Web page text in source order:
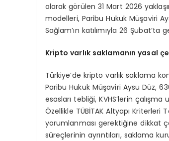
olarak görülen 31 Mart 2026
modelleri, Paribu Hukuk Müşaviri
Sağlam’ın katılımıyla 26
Kripto varlık saklamanın yasal
Türkiye’de kripto varlık saklama
Paribu Hukuk Müşaviri Aysu Düz,
esasları tebliği, KVHS’lerin
Özellikle TÜBİTAK Altyapı Kriterleri
yorumlanması gerektiğine dikkat
süreçlerinin ayrıntıları, saklama